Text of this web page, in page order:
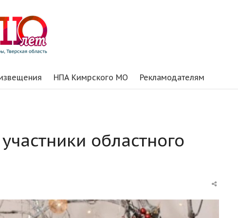
НПА Кимрского МО Рекламодателям
областного
Share
post